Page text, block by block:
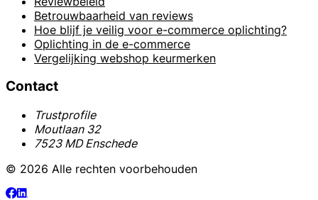
Betrouwbaarheid van reviews
Hoe blijf je veilig voor e-commerce oplichting?
Oplichting in de e-commerce
Vergelijking webshop keurmerken
Contact
Trustprofile
Moutlaan 32
7523 MD Enschede
© 2026 Alle rechten voorbehouden